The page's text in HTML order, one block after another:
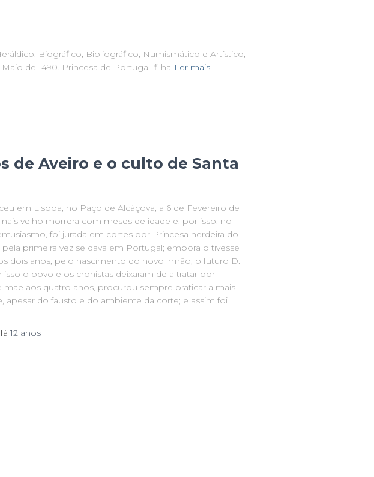
Biográfico, Bibliográfico, Numismático e Artístico,
Maio de 1490. Princesa de Portugal, filha Ler mais
de Aveiro e o culto de Santa
em Lisboa, no Paço de Alcáçova, a 6 de Fevereiro de
velho morrera com meses de idade e, por isso, no
foi jurada em cortes por Princesa herdeira do
primeira vez se dava em Portugal; embora o tivesse
dois anos, pelo nascimento do novo irmão, o futuro D.
o povo e os cronistas deixaram de a tratar por
mãe aos quatro anos, procurou sempre praticar a mais
apesar do fausto e do ambiente da corte; e assim foi
12 anos